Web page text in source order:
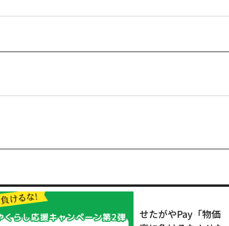
せたがやPay「物価